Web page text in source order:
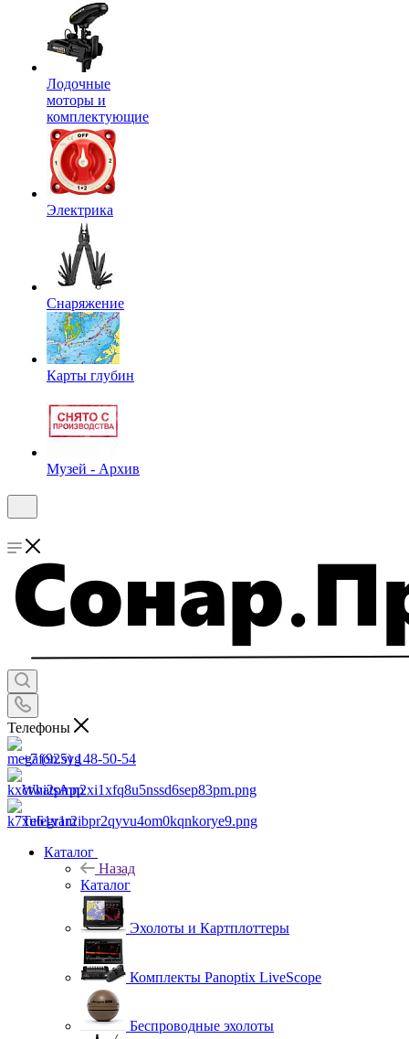
Лодочные
моторы и
комплектующие
Электрика
Снаряжение
Карты глубин
Музей - Архив
Телефоны
+7 (925) 148-50-54
WhatsApp
Telegram
Каталог
Назад
Каталог
Эхолоты и Картплоттеры
Комплекты Panoptix LiveScope
Беспроводные эхолоты